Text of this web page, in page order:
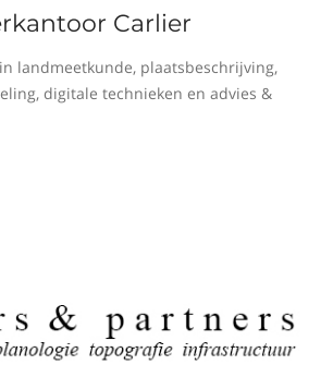
Carlier
landmeetkunde, plaatsbeschrijving,
digitale technieken en advies &